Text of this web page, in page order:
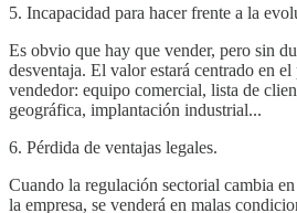
5. Incapacidad para hacer frente a la
Es obvio que hay que vender, pero sin
desventaja. El valor estará centrado en
vendedor: equipo comercial, lista de
geográfica, implantación industrial...
6. Pérdida de ventajas legales.
Cuando la regulación sectorial cambia
la empresa, se venderá en malas